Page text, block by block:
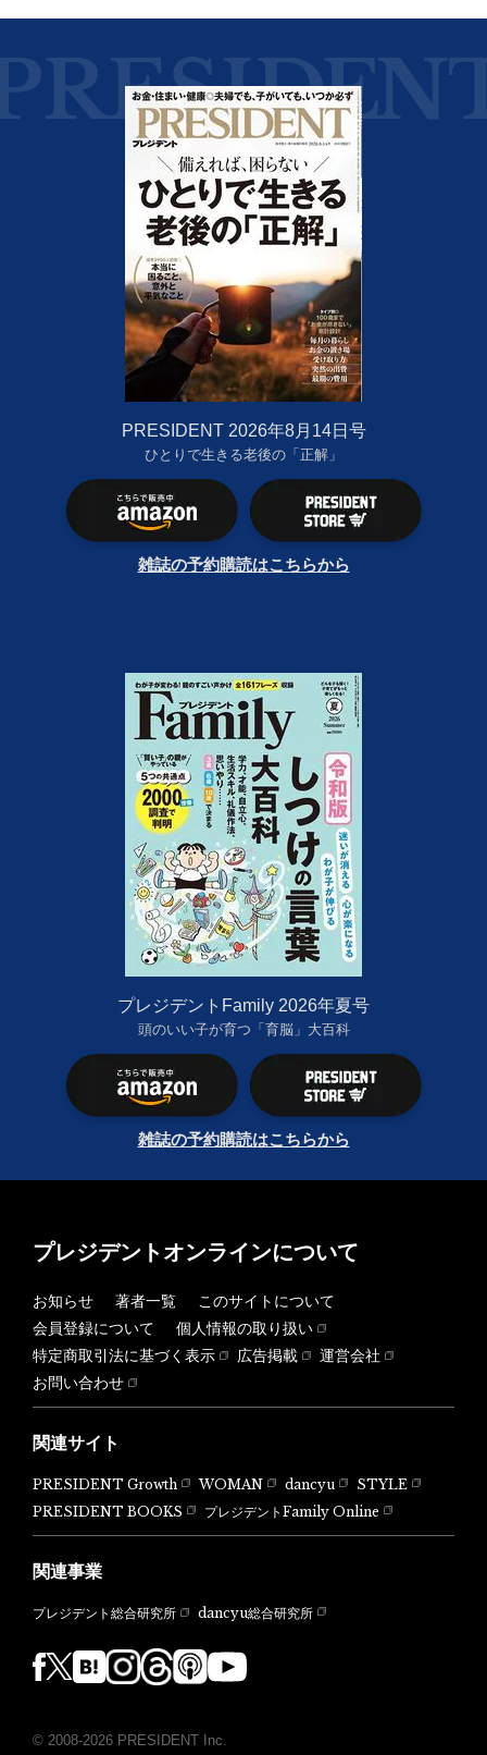
PRESIDENT 2026年8月14日号
ひとりで生きる老後の「正解」
雑誌の予約購読はこちらから
プレジデントFamily 2026年夏号
頭のいい子が育つ「育脳」大百科
雑誌の予約購読はこちらから
プレジデントオンラインについて
お知らせ 著者一覧
このサイトについて
会員登録について
個人情報の取り扱い
特定商取引法に基づく表示
広告掲載
運営会社
お問い合わせ
関連サイト
PRESIDENT Growth WOMAN dancyu
STYLE
PRESIDENT BOOKS
プレジデントFamily Online
関連事業
プレジデント総合研究所 dancyu総合研究所
© 2008-2026 PRESIDENT Inc.